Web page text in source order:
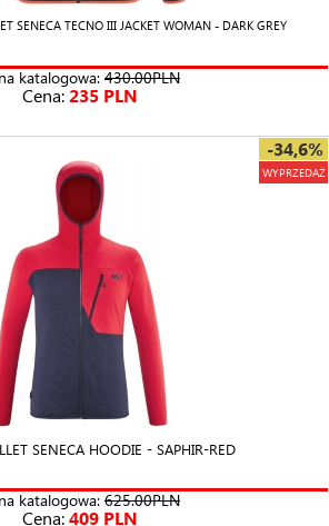
SENECA TECNO III JACKET WOMAN - DARK GREY
katalogowa: 430.00PLN
Cena:235 PLN
-34,6%
WYPRZEDAŻ
SENECA HOODIE - SAPHIR-RED
katalogowa: 625.00PLN
Cena:409 PLN